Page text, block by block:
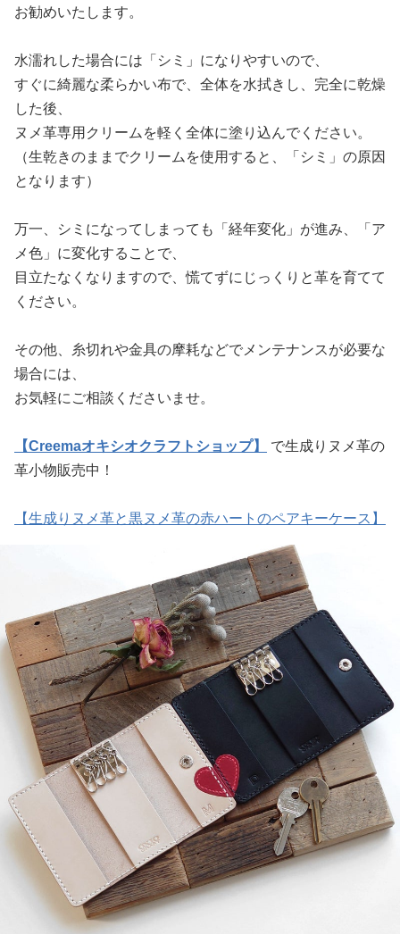
お勧めいたします。
水濡れした場合には「シミ」になりやすいので、
すぐに綺麗な柔らかい布で、全体を水拭きし、完全に乾燥
した後、
ヌメ革専用クリームを軽く全体に塗り込んでください。
（生乾きのままでクリームを使用すると、「シミ」の原因
となります）
万一、シミになってしまっても「経年変化」が進み、「ア
メ色」に変化することで、
目立たなくなりますので、慌てずにじっくりと革を育てて
ください。
その他、糸切れや金具の摩耗などでメンテナンスが必要な
場合には、
お気軽にご相談くださいませ。
【Creemaオキシオクラフトショップ】
で生成りヌメ革の
革小物販売中！
【生成りヌメ革と黒ヌメ革の赤ハートのペアキーケース】